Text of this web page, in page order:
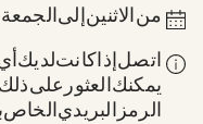
من الاثنين إلى الجمعة من 8 صباحاً إلى
اتصل إذا كانت لديك
يمكنك العثور على
الرمز البريدي الخاص